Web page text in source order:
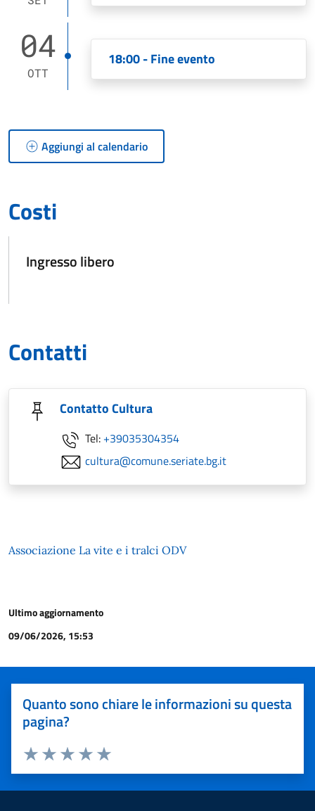
04
OTT
18:00 - Fine evento
Aggiungi al calendario
Costi
Ingresso libero
Contatti
Contatto Cultura
Tel: +39035304354
cultura@comune.seriate.bg.it
Associazione La vite e i tralci ODV
Ultimo aggiornamento
09/06/2026, 15:53
Quanto sono chiare le informazioni su questa
pagina?
Valuta 5 stelle su 5
Valuta 4 stelle su 5
Valuta 3 stelle su 5
Valuta 2 stelle su 5
Valuta 1 stelle su 5